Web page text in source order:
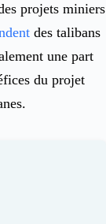
projets miniers
des talibans
une part
du projet